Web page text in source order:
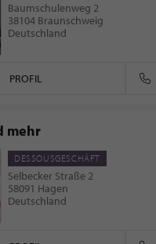
Baumschulenweg 2
38104 Braunschweig
Deutschland
PROFIL
mehr
DESSOUSGESCHÄFT
Selbecker Straße 2
58091 Hagen
Deutschland